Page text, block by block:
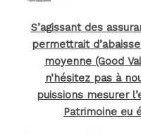
S’agissant des
permettrait
moyenne (Good
n’hésitez pas à
puissions mesurer
Patrimoine eu